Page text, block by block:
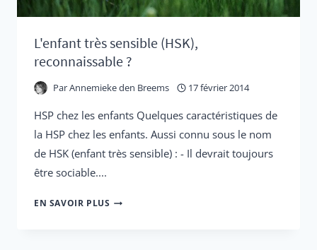
L'enfant très sensible (HSK),
reconnaissable ?
ParAnnemieke den Breems 17 février 2014
HSP chez les enfants Quelques caractéristiques de
la HSP chez les enfants. Aussi connu sous le nom
de HSK (enfant très sensible) : - Il devrait toujours
être sociable....
EN SAVOIR PLUS L'ENFANT